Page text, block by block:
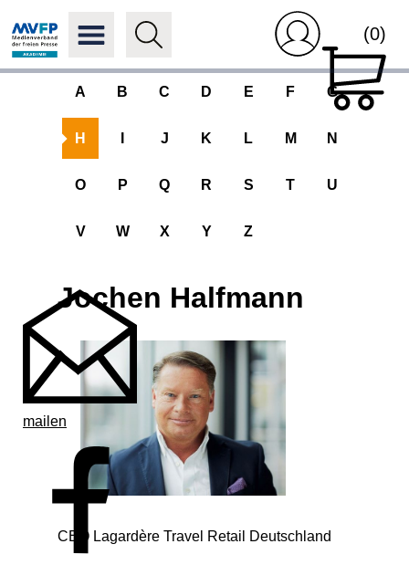
(0)
A B C D E F G
H J K L M N
O P Q R S T U
V W X Y Z
mailen
Jochen Halfmann
CEO Lagardère Travel Retail Deutschland